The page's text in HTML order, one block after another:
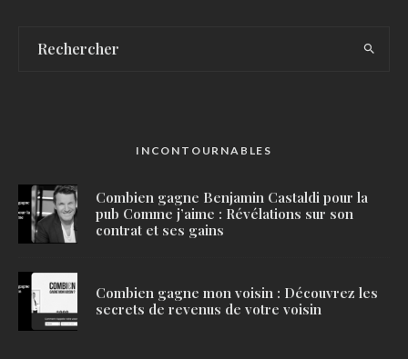
INCONTOURNABLES
Combien gagne Benjamin Castaldi pour la
pub Comme j’aime : Révélations sur son
contrat et ses gains
Combien gagne mon voisin : Découvrez les
secrets de revenus de votre voisin